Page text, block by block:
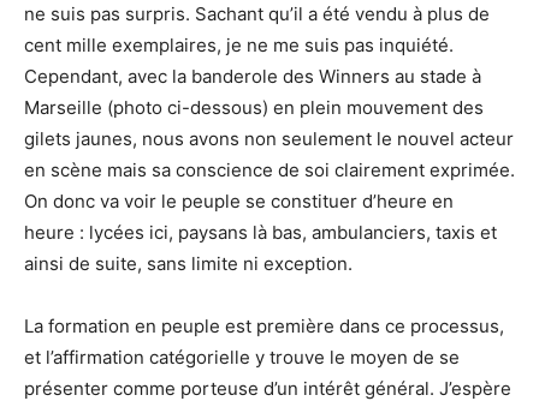
ne suis pas surpris. Sachant qu’il a été vendu à plus de
cent mille exemplaires, je ne me suis pas inquiété.
Cependant, avec la banderole des Winners au stade à
Marseille (photo ci-dessous) en plein mouvement des
gilets jaunes, nous avons non seulement le nouvel acteur
en scène mais sa conscience de soi clairement exprimée.
On donc va voir le peuple se constituer d’heure en
heure : lycées ici, paysans là bas, ambulanciers, taxis et
ainsi de suite, sans limite ni exception.
La formation en peuple est première dans ce processus,
et l’affirmation catégorielle y trouve le moyen de se
présenter comme porteuse d’un intérêt général. J’espère